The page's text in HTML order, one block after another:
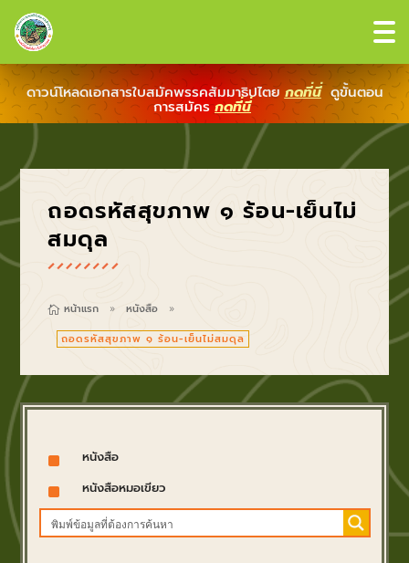
ดาวน์โหลดเอกสารใบสมัคพรรคสัมมาธิปไตย กดที่นี่ ดูขั้นตอน
การสมัครกดที่นี่
ถอดรหัสสุขภาพ ๑ ร้อน-เย็นไม่
สมดุล
 หน้าแรก 9 หนังสือ 9
ถอดรหัสสุขภาพ ๑ ร้อน-เย็นไม่สมดุล
^ หนังสือ
^ หนังสือหมอเขียว